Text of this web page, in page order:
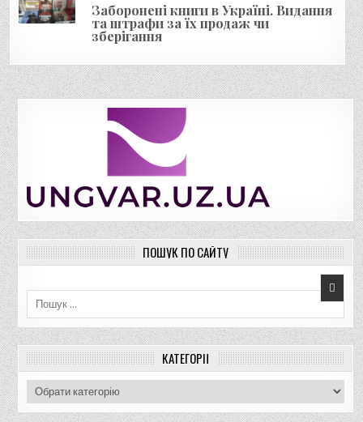
Заборонені книги в Україні. Видання
та штрафи за їх продаж чи
зберігання
ПОШУК ПО САЙТУ
КАТЕГОРІЇ
а
т